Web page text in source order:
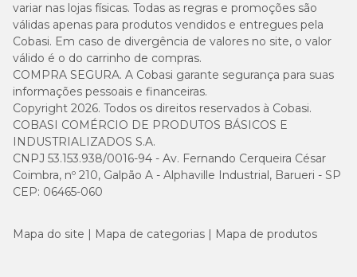
variar nas lojas físicas. Todas as regras e promoções são
válidas apenas para produtos vendidos e entregues pela
Cobasi. Em caso de divergência de valores no site, o valor
válido é o do carrinho de compras.
COMPRA SEGURA. A Cobasi garante segurança para suas
informações pessoais e financeiras.
Copyright 2026. Todos os direitos reservados à Cobasi.
COBASI COMÉRCIO DE PRODUTOS BÁSICOS E
INDUSTRIALIZADOS S.A.
CNPJ 53.153.938/0016-94 - Av. Fernando Cerqueira César
Coimbra, nº 210, Galpão A - Alphaville Industrial, Barueri - SP
CEP: 06465-060
Mapa do site Mapa de categorias Mapa de produtos